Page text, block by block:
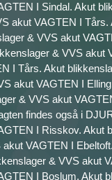
I Sindal. Akut
akut VAGTEN I
& VVS akut
& VVS
I Tårs. Akut
akut VAGTEN I
& VVS akut
findes også i
I Risskov.
VAGTEN I
& VVS akut
I Boslum. Akut